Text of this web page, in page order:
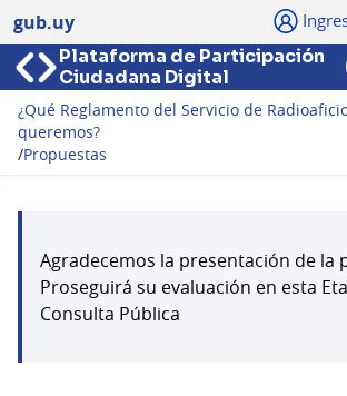
gub.uy
Plataforma de Participación
Ciudadana Digital
¿Qué Reglamento del Servicio de
queremos?
/Propuestas
Agradecemos la presentación de la
Proseguirá su evaluación en esta
Consulta Pública